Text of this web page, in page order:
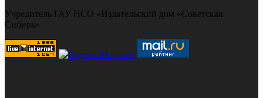
Учредитель ГАУ НСО «Издательский дом «Советская
Сибирь»